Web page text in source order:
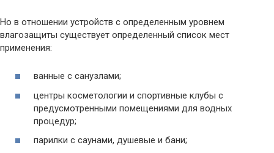
Но в отношении устройств с определенным уровнем
влагозащиты существует определенный список мест
применения:
ванные с санузлами;
центры косметологии и спортивные клубы с
предусмотренными помещениями для водных
процедур;
парилки с саунами, душевые и бани;